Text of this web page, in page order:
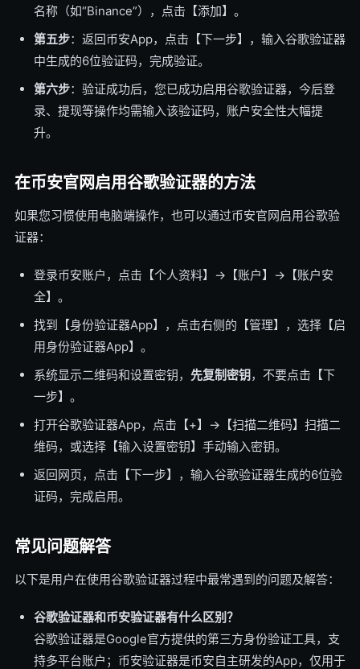
名称（如“Binance”），点击【添加】。
第五步：返回币安App，点击【下一步】，输入谷歌验证器
中生成的6位验证码，完成验证。
第六步：验证成功后，您已成功启用谷歌验证器，今后登
录、提现等操作均需输入该验证码，账户安全性大幅提
升。
在币安官网启用谷歌验证器的方法
如果您习惯使用电脑端操作，也可以通过币安官网启用谷歌验
证器：
登录币安账户，点击【个人资料】→【账户】→【账户安
全】。
找到【身份验证器App】，点击右侧的【管理】，选择【启
用身份验证器App】。
系统显示二维码和设置密钥， 先复制密钥，不要点击【下
一步】。
打开谷歌验证器App，点击【+】→【扫描二维码】扫描二
维码，或选择【输入设置密钥】手动输入密钥。
返回网页，点击【下一步】，输入谷歌验证器生成的6位验
证码，完成启用。
常见问题解答
以下是用户在使用谷歌验证器过程中最常遇到的问题及解答：
谷歌验证器和币安验证器有什么区别？
谷歌验证器是Google官方提供的第三方身份验证工具，支
持多平台账户；币安验证器是币安自主研发的App，仅用于